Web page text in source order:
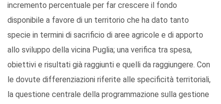
incremento percentuale per far crescere il fondo
disponibile a favore di un territorio che ha dato tanto
specie in termini di sacrificio di aree agricole e di apporto
allo sviluppo della vicina Puglia; una verifica tra spesa,
obiettivi e risultati già raggiunti e quelli da raggiungere. Con
le dovute differenziazioni riferite alle specificità territoriali,
la questione centrale della programmazione sulla gestione